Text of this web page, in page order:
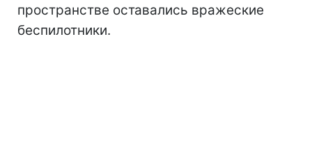
пространстве оставались вражеские
беспилотники.